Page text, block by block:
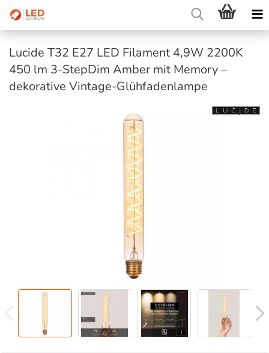
Lucide T32 E27 LED Filament 4,9W 2200K
450 lm 3-StepDim Amber mit Memory –
dekorative Vintage-Glühfadenlampe